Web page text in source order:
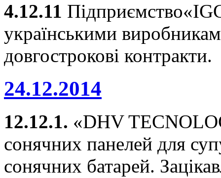
4.12.11
українськими
довгострокові контракти.
24.12.2014
12.12.1. «DHV
сонячних панелей для
сонячних батарей.